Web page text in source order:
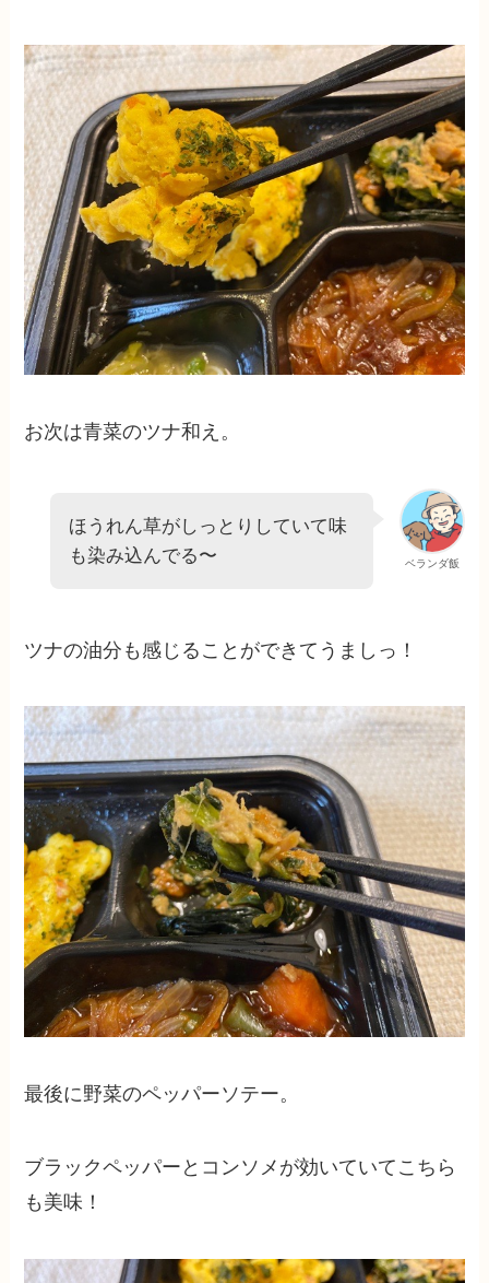
お次は青菜のツナ和え。
ベランダ飯
ほうれん草がしっとりしていて味
も染み込んでる〜
ツナの油分も感じることができてうましっ！
最後に野菜のペッパーソテー。
ブラックペッパーとコンソメが効いていてこちら
も美味！